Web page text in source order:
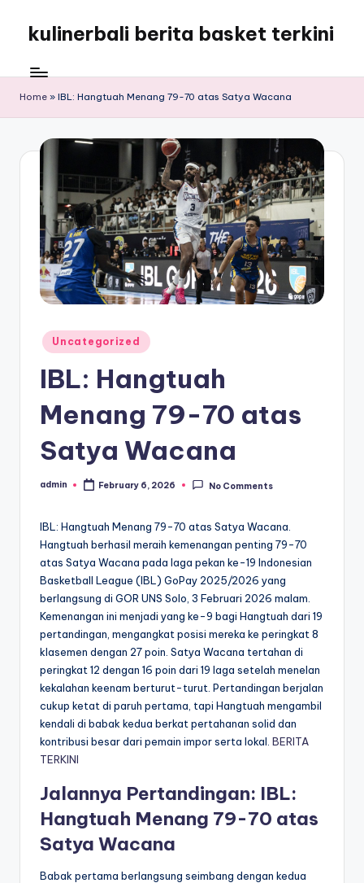
content
kulinerbali berita basket terkini
memberikan
berita
tentang
terkini
Home » IBL: Hangtuah Menang 79-70 atas Satya Wacana
Posted
in
Uncategorized
IBL: Hangtuah
Menang 79-70 atas
Satya Wacana
Posted
admin February 6, 2026 No Comments
IBL: Hangtuah Menang 79-70 atas Satya Wacana.
Hangtuah berhasil meraih kemenangan penting 79-70
atas Satya Wacana pada laga pekan ke-19 Indonesian
Basketball League (IBL) GoPay 2025/2026 yang
berlangsung di GOR UNS Solo, 3 Februari 2026 malam.
Kemenangan ini menjadi yang ke-9 bagi Hangtuah dari 19
pertandingan, mengangkat posisi mereka ke peringkat 8
klasemen dengan 27 poin. Satya Wacana tertahan di
peringkat 12 dengan 16 poin dari 19 laga setelah menelan
kekalahan keenam berturut-turut. Pertandingan berjalan
cukup ketat di paruh pertama, tapi Hangtuah mengambil
kendali di babak kedua berkat pertahanan solid dan
kontribusi besar dari pemain impor serta lokal. BERITA
TERKINI
Jalannya Pertandingan: IBL:
Hangtuah Menang 79-70 atas
Satya Wacana
Babak pertama berlangsung seimbang dengan kedua